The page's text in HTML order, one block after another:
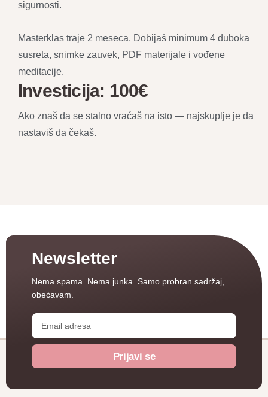
sigurnosti.
Masterklas traje 2 meseca. Dobijaš minimum 4 duboka
susreta, snimke zauvek, PDF materijale i vođene
meditacije.
Investicija: 100€
Ako znaš da se stalno vraćaš na isto — najskuplje je da
nastaviš da čekaš.
Newsletter
Nema spama. Nema junka. Samo probran sadržaj,
obećavam.
Prijavi se